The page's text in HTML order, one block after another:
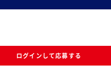
ログインして応募する